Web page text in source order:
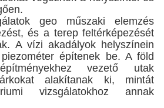
geo műszaki elemzés
és a terep feltérképezését
A vízi akadályok helyszínein
építenek be. A föld
vezető utak
alakítanak ki, mintát
vizsgálatokhoz annak